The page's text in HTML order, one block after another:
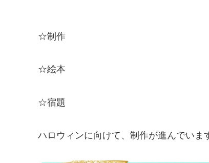
☆制作
☆絵本
☆宿題
ハロウィンに向けて、制作が進んでいま